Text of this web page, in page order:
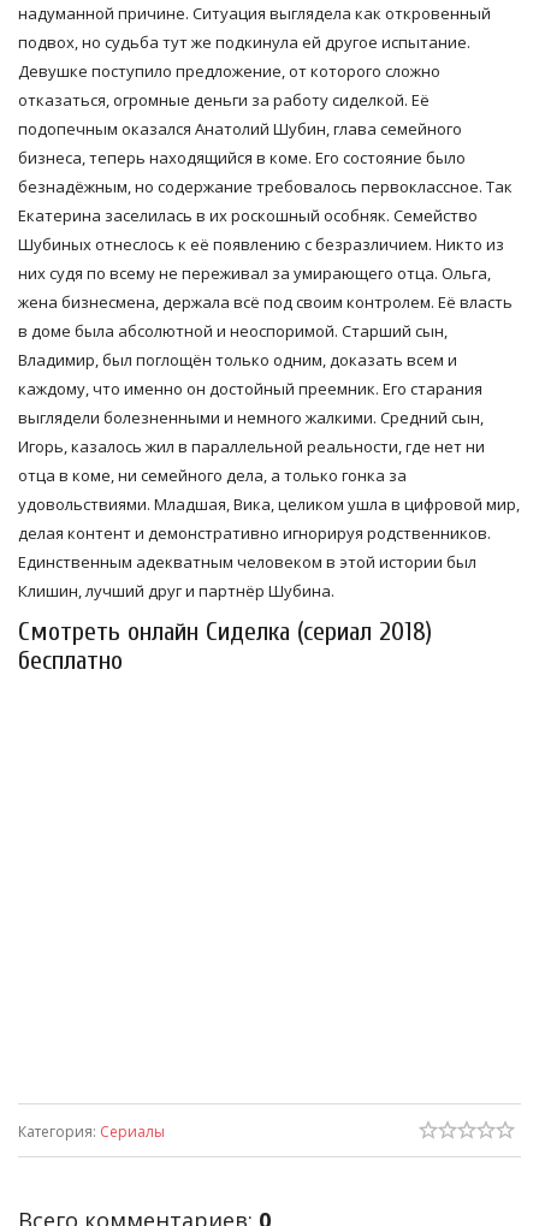
надуманной причине. Ситуация выглядела как откровенный
подвох, но судьба тут же подкинула ей другое испытание.
Девушке поступило предложение, от которого сложно
отказаться, огромные деньги за работу сиделкой. Её
подопечным оказался Анатолий Шубин, глава семейного
бизнеса, теперь находящийся в коме. Его состояние было
безнадёжным, но содержание требовалось первоклассное. Так
Екатерина заселилась в их роскошный особняк. Семейство
Шубиных отнеслось к её появлению с безразличием. Никто из
них судя по всему не переживал за умирающего отца. Ольга,
жена бизнесмена, держала всё под своим контролем. Её власть
в доме была абсолютной и неоспоримой. Старший сын,
Владимир, был поглощён только одним, доказать всем и
каждому, что именно он достойный преемник. Его старания
выглядели болезненными и немного жалкими. Средний сын,
Игорь, казалось жил в параллельной реальности, где нет ни
отца в коме, ни семейного дела, а только гонка за
удовольствиями. Младшая, Вика, целиком ушла в цифровой мир,
делая контент и демонстративно игнорируя родственников.
Единственным адекватным человеком в этой истории был
Клишин, лучший друг и партнёр Шубина.
Смотреть онлайн Сиделка (сериал 2018)
бесплатно
Категория: Сериалы
Всего комментариев: 0